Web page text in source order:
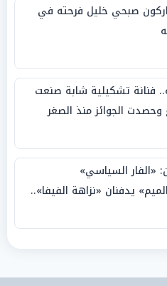
صبحي خليل فرحته في
فنانة تشكيلية شابة صنعت
وحصدت الجوائز منذ الصغر
«الفار السياسي»
يدفنان «نزاهة الفيفا»..